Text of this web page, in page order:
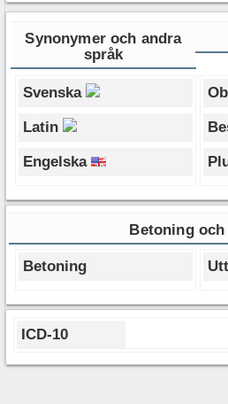
Synonymer och andra
språk
Svenska
Latin
Engelska
Betoning
Betoning
ICD-10